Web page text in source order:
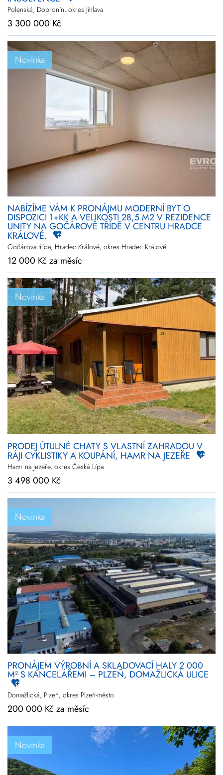
Polenská, Dobronín, okres Jihlava
3 300 000 Kč
Novinka
NABÍZÍME VÁM K PRONÁJMU MODERNÍ BYT O
DISPOZICI 1+KK A VELIKOSTI 28,5 M2 V REZIDENCE
UNITY NA GOČÁROVĚ TŘÍDĚ V CENTRU HRADCE
KRÁLOVÉ.
Gočárova třída, Hradec Králové, okres Hradec Králové
12 000 Kč za měsíc
Novinka
PRODEJ ÚTULNÉ CHATY S VLASTNÍ ZAHRADOU V
RÁJI CYKLISTIKY A KOUPÁNÍ, HAMR NA JEZEŘE
Hamr na Jezeře, okres Česká Lípa
3 498 000 Kč
Novinka
PRONÁJEM VÝROBNÍ A SKLADOVACÍ HALY 2 000
M² S KANCELÁŘEMI – PLZEŇ, DOMAŽLICKÁ ULICE
Domažlická, Plzeň, okres Plzeň-město
200 000 Kč za měsíc
Novinka